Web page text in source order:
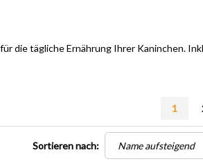
die tägliche Ernährung Ihrer Kaninchen.
1
Sortieren nach: